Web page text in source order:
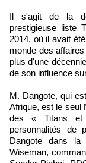
Il s'agit de la
prestigieuse liste
2014, où il avait
monde des
plus d'une
de son influence
M. Dangote, qui
Afrique, est le seul
des « Titans et
personnalités de
Dangote dans
Wiseman,